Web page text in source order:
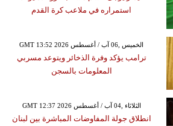
استمراره في ملاعب كرة القدم
GMT 13:52 2026 الخميس ,06 آب / أغسطس
ترامب يؤكد وفرة الذخائر ويتوعد مسربي
المعلومات بالسجن
GMT 12:37 2026 الثلاثاء ,04 آب / أغسطس
انطلاق جولة المفاوضات المباشرة بين لبنان